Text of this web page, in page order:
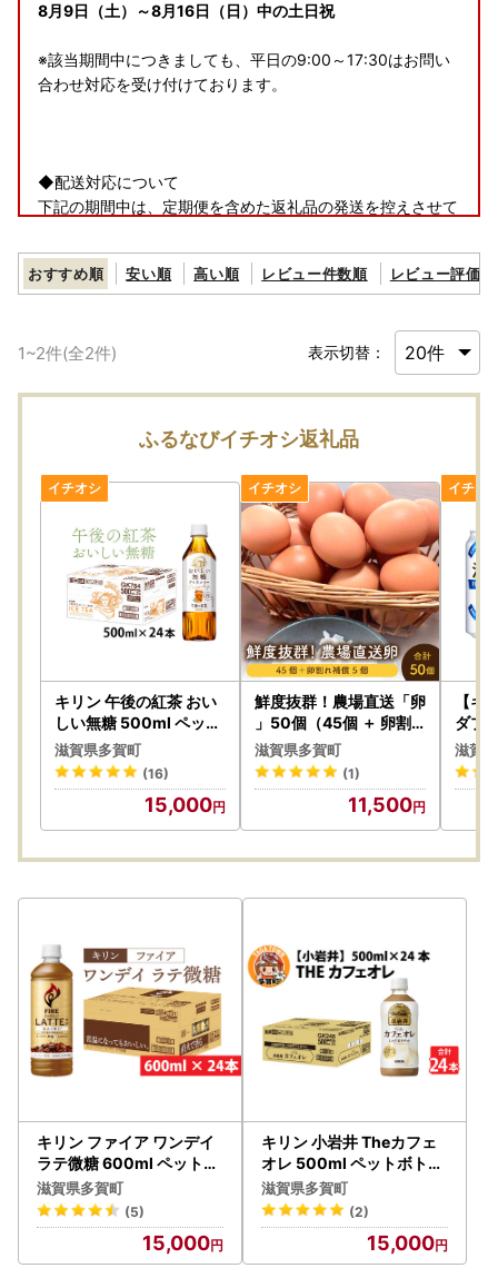
8月9日（土）～8月16日（日）中の土日祝
※該当期間中につきましても、平日の9:00～17:30はお問い
合わせ対応を受け付けております。
◆配送対応について
下記の期間中は、定期便を含めた返礼品の発送を控えさせて
8月9日（土）～8月16日（日）
※一部の事業者に関しては、該当期間中も発送を行っており
ます。
何卒ご容赦くださいますよう、お願い申し上げます。
なお、寄附については期間中も受け付けております。
受領証明書及びワンストップ特例申請書のお届けについて
入金確認後、注文内容確認画面の【注文者情報】に記載の住
所にお送りいたします。
〈プライバシーポリシー（個人情報保護方針）について〉
お客様からいただいた個人情報は、多賀町が責任をもって管
理し、関係法令で定められた場合を除き、第三者に譲渡した
り、提供したりすることはございません。
なお、お客様からいただいた個人情報は、商品の発送、事務
連絡、いただいたふるさと納税の使い道に関する報告、多賀
町が主催・出展するふるさと納税関連イベント情報の提供及
ていただき、その手段として、電子メールの配信やパンフレ
希望がございましたら、ふるさと納税担当(contact-taga@o
rebo.jp)までご連絡ください。
おすすめ順 安い順 高い順 レビュー件数順 レビュー評価順
1~2件(全2件) 表示切替：
ふるなびイチオシ返礼品
キリン 午後の紅茶 おい
しい無糖 500ml ペット
ボトル × 24本 | 紅茶
滋賀県多賀町
(16)
15,000
鮮度抜群！農場直送「卵
」50個（45個 ＋ 卵割
れ補償 5個）
滋賀県多賀町
(1)
11,500
【キ
ダブ
淡麗
滋賀
キリン ファイア ワンデイ
ラテ微糖 600ml ペットボ
トル × 24本
滋賀県多賀町
(5)
15,000
キリン 小岩井 Theカフェ
オレ 500ml ペットボトル
× 24本 | カフェオレ
滋賀県多賀町
(2)
15,000